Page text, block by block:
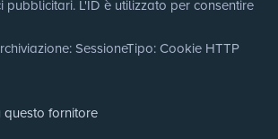
pubblicitari. L'ID è utilizzato per consentire
: SessioneTipo: Cookie HTTP
questo fornitore